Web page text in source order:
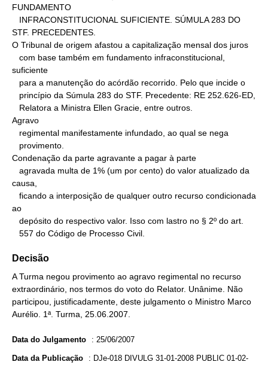
FUNDAMENTO
STF. PRECEDENTES.
O Tribunal de origem afastou a capitalização mensal dos juros
suficiente
Agravo
Condenação da parte agravante a pagar à parte
causa,
ao
   557 do Código de Processo Civil.
Decisão
A Turma negou provimento ao agravo regimental no recurso
extraordinário, nos termos do voto do Relator. Unânime. Não
participou, justificadamente, deste julgamento o Ministro Marco
Aurélio. 1ª. Turma, 25.06.2007.
Data do Julgamento : 25/06/2007
Data da Publicação : DJe-018 DIVULG 31-01-2008 PUBLIC 01-02-